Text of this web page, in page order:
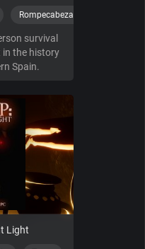
Rompecabezas
survival
in the history
Spain.
Light